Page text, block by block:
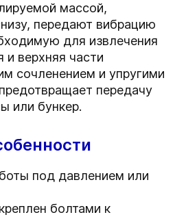
массой,
передают вибрацию
для извлечения
верхняя части
сочленением и упругими
передачу
или бункер.
под давлением или
болтами к